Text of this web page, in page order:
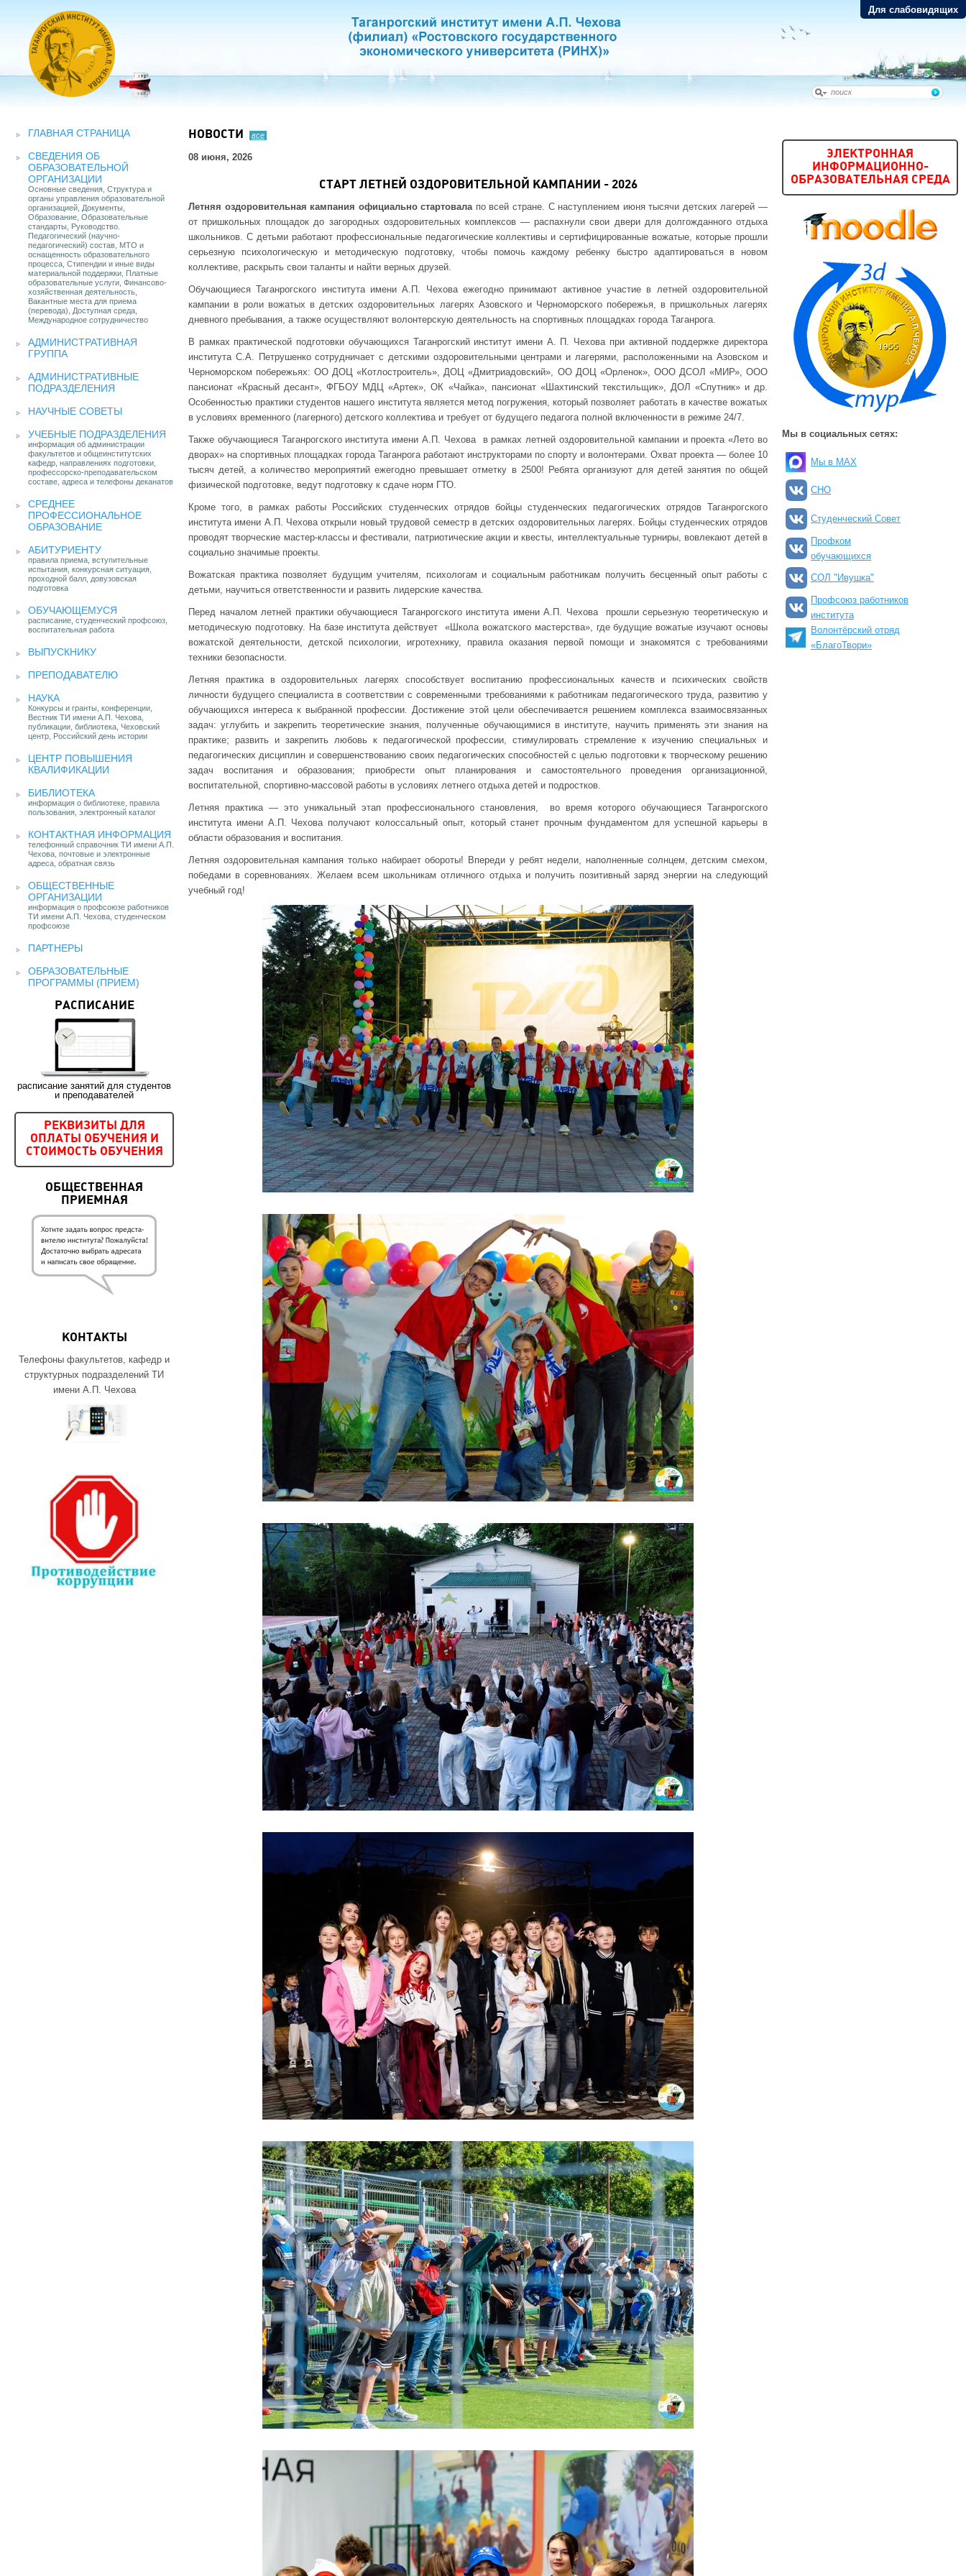
Для слабовидящих
ГЛАВНАЯ СТРАНИЦА
СВЕДЕНИЯ ОБ
ОБРАЗОВАТЕЛЬНОЙ
ОРГАНИЗАЦИИ
Основные сведения, Структура и
органы управления образовательной
организацией, Документы,
Образование, Образовательные
стандарты, Руководство.
Педагогический (научно-
педагогический) состав, МТО и
оснащенность образовательного
процесса, Стипендии и иные виды
материальной поддержки, Платные
образовательные услуги, Финансово-
хозяйственная деятельность,
Вакантные места для приема
(перевода), Доступная среда,
Международное сотрудничество
АДМИНИСТРАТИВНАЯ
ГРУППА
АДМИНИСТРАТИВНЫЕ
ПОДРАЗДЕЛЕНИЯ
НАУЧНЫЕ СОВЕТЫ
УЧЕБНЫЕ ПОДРАЗДЕЛЕНИЯ
информация об администрации
факультетов и общеинститутских
кафедр, направлениях подготовки,
профессорско-преподавательском
составе, адреса и телефоны деканатов
СРЕДНЕЕ
ПРОФЕССИОНАЛЬНОЕ
ОБРАЗОВАНИЕ
АБИТУРИЕНТУ
правила приема, вступительные
испытания, конкурсная ситуация,
проходной балл, довузовская
подготовка
ОБУЧАЮЩЕМУСЯ
расписание, студенческий профсоюз,
воспитательная работа
ВЫПУСКНИКУ
ПРЕПОДАВАТЕЛЮ
НАУКА
Конкурсы и гранты, конференции,
Вестник ТИ имени А.П. Чехова,
публикации, библиотека, Чеховский
центр, Российский день истории
ЦЕНТР ПОВЫШЕНИЯ
КВАЛИФИКАЦИИ
БИБЛИОТЕКА
информация о библиотеке, правила
пользования, электронный каталог
КОНТАКТНАЯ ИНФОРМАЦИЯ
телефонный справочник ТИ имени А.П.
Чехова, почтовые и электронные
адреса, обратная связь
ОБЩЕСТВЕННЫЕ
ОРГАНИЗАЦИИ
информация о профсоюзе работников
ТИ имени А.П. Чехова, студенческом
профсоюзе
ПАРТНЕРЫ
ОБРАЗОВАТЕЛЬНЫЕ
ПРОГРАММЫ (ПРИЕМ)
РАСПИСАНИЕ
расписание занятий для студентов
и преподавателей
РЕКВИЗИТЫ ДЛЯ
ОПЛАТЫ ОБУЧЕНИЯ И
СТОИМОСТЬ ОБУЧЕНИЯ
ОБЩЕСТВЕННАЯ
ПРИЕМНАЯ
КОНТАКТЫ
Телефоны факультетов, кафедр и
структурных подразделений ТИ
имени А.П. Чехова
НОВОСТИ все
08 июня, 2026
СТАРТ ЛЕТНЕЙ ОЗДОРОВИТЕЛЬНОЙ КАМПАНИИ - 2026
Летняя оздоровительная кампания официально стартовалапо всей стране. С наступлением июня тысячи детских лагерей —
от пришкольных площадок до загородных оздоровительных комплексов — распахнули свои двери для долгожданного отдыха
школьников. С детьми работают профессиональные педагогические коллективы и сертифицированные вожатые, которые прошли
серьезную психологическую и методическую подготовку, чтобы помочь каждому ребенку быстро адаптироваться в новом
коллективе, раскрыть свои таланты и найти верных друзей.
Обучающиеся Таганрогского института имени А.П. Чехова ежегодно принимают активное участие в летней оздоровительной
кампании в роли вожатых в детских оздоровительных лагерях Азовского и Черноморского побережья, в пришкольных лагерях
дневного пребывания, а также осуществляют волонтерскую деятельность на спортивных площадках города Таганрога.
В рамках практической подготовки обучающихся Таганрогский институт имени А. П. Чехова при активной поддержке директора
института С.А. Петрушенко сотрудничает с детскими оздоровительными центрами и лагерями, расположенными на Азовском и
Черноморском побережьях: ОО ДОЦ «Котлостроитель», ДОЦ «Дмитриадовский», ОО ДОЦ «Орленок», ООО ДСОЛ «МИР», ООО
пансионат «Красный десант», ФГБОУ МДЦ «Артек», ОК «Чайка», пансионат «Шахтинский текстильщик», ДОЛ «Спутник» и др.
Особенностью практики студентов нашего института является метод погружения, который позволяет работать в качестве вожатых
в условиях временного (лагерного) детского коллектива и требует от будущего педагога полной включенности в режиме 24/7.
Также обучающиеся Таганрогского института имени А.П. Чехова в рамках летней оздоровительной кампании и проекта «Лето во
дворах» на спортивных площадках города Таганрога работают инструкторами по спорту и волонтерами. Охват проекта — более 10
тысяч детей, а количество мероприятий ежегодно превышает отметку в 2500! Ребята организуют для детей занятия по общей
физической подготовке, ведут подготовку к сдаче норм ГТО.
Кроме того, в рамках работы Российских студенческих отрядов бойцы студенческих педагогических отрядов Таганрогского
института имени А.П. Чехова открыли новый трудовой семестр в детских оздоровительных лагерях. Бойцы студенческих отрядов
проводят творческие мастер-классы и фестивали, патриотические акции и квесты, интеллектуальные турниры, вовлекают детей в
социально значимые проекты.
Вожатская практика позволяет будущим учителям, психологам и социальным работникам получить бесценный опыт работы с
детьми, научиться ответственности и развить лидерские качества.
Перед началом летней практики обучающиеся Таганрогского института имени А.П. Чехова прошли серьезную теоретическую и
методическую подготовку. На базе института действует «Школа вожатского мастерства», где будущие вожатые изучают основы
вожатской деятельности, детской психологии, игротехнику, правила оказания первой помощи и знакомятся с требованиями
техники безопасности.
Летняя практика в оздоровительных лагерях способствует воспитанию профессиональных качеств и психических свойств
личности будущего специалиста в соответствии с современными требованиями к работникам педагогического труда, развитию у
обучающихся интереса к выбранной профессии. Достижение этой цели обеспечивается решением комплекса взаимосвязанных
задач: углубить и закрепить теоретические знания, полученные обучающимися в институте, научить применять эти знания на
практике; развить и закрепить любовь к педагогической профессии, стимулировать стремление к изучению специальных и
педагогических дисциплин и совершенствованию своих педагогических способностей с целью подготовки к творческому решению
задач воспитания и образования; приобрести опыт планирования и самостоятельного проведения организационной,
воспитательной, спортивно-массовой работы в условиях летнего отдыха детей и подростков.
Летняя практика — это уникальный этап профессионального становления, во время которого обучающиеся Таганрогского
института имени А.П. Чехова получают колоссальный опыт, который станет прочным фундаментом для успешной карьеры в
области образования и воспитания.
Летняя оздоровительная кампания только набирает обороты! Впереди у ребят недели, наполненные солнцем, детским смехом,
победами в соревнованиях. Желаем всем школьникам отличного отдыха и получить позитивный заряд энергии на следующий
учебный год!
ЭЛЕКТРОННАЯ
ИНФОРМАЦИОННО-
ОБРАЗОВАТЕЛЬНАЯ СРЕДА
Мы в социальных сетях:
Мы в MAX
СНО
Студенческий Совет
Профком
обучающихся
СОЛ "Ивушка"
Профсоюз работников
института
Волонтёрский отряд
«БлагоТвори»